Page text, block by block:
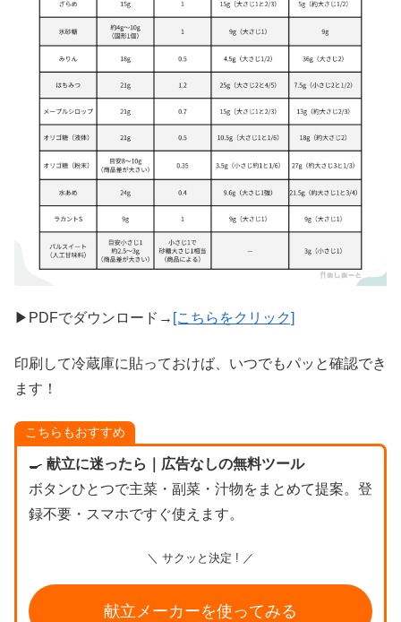
▶PDFでダウンロード→ [こちらをクリック]
印刷して冷蔵庫に貼っておけば、いつでもパッと確認でき
ます！
こちらもおすすめ
🍳 献立に迷ったら｜広告なしの無料ツール
ボタンひとつで主菜・副菜・汁物をまとめて提案。登
録不要・スマホですぐ使えます。
＼ サクッと決定 ! ／
献立メーカーを使ってみる